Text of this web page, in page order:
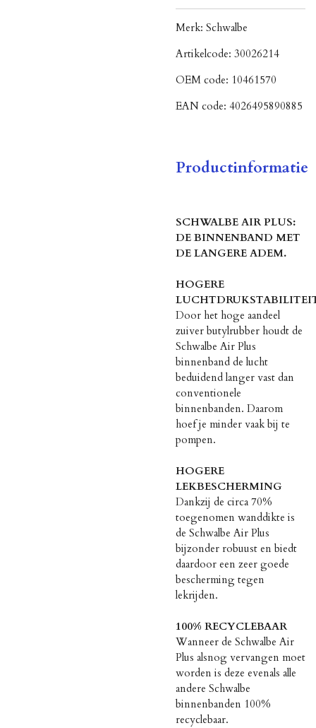
Merk: Schwalbe
Artikelcode: 30026214
OEM code: 10461570
EAN code: 4026495890885
Productinformatie
SCHWALBE AIR PLUS:
DE BINNENBAND MET
DE LANGERE ADEM.
HOGERE
Door het hoge aandeel
zuiver butylrubber houdt de
Schwalbe Air Plus
binnenband de lucht
beduidend langer vast dan
conventionele
binnenbanden. Daarom
hoef je minder vaak bij te
pompen.
HOGERE
LEKBESCHERMING
Dankzij de circa 70%
toegenomen wanddikte is
de Schwalbe Air Plus
bijzonder robuust en biedt
daardoor een zeer goede
bescherming tegen
lekrijden.
100% RECYCLEBAAR
Wanneer de Schwalbe Air
Plus alsnog vervangen moet
worden is deze evenals alle
andere Schwalbe
binnenbanden 100%
recyclebaar.